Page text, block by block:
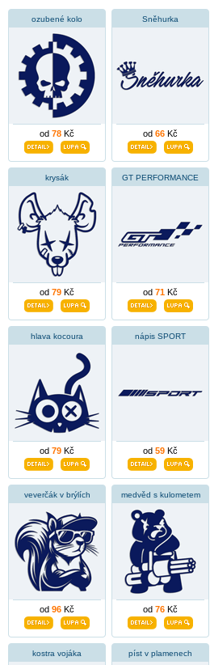
ozubené kolo
od 78 Kč
Sněhurka
od 66 Kč
krysák
od 79 Kč
GT PERFORMANCE
od 71 Kč
hlava kocoura
od 79 Kč
nápis SPORT
od 59 Kč
veverčák v brýlích
od 96 Kč
medvěd s kulometem
od 76 Kč
kostra vojáka píst v plamenech